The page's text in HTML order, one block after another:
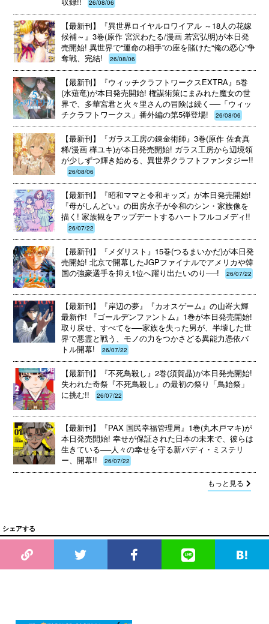
26/08/06
【最新刊】『異世界ロイヤルロワイアル ～18人の花嫁
候補～』3巻(原作 宮沢わたる/漫画 若宮弘明)が本日発
売開始! 異世界で“運命の相手”の座を賭けた“俺の恋心”争
奪戦、完結!
26/08/06
【最新刊】『ウィッチクラフトワークスEXTRA』5巻
(水薙竜)が本日発売開始! 権謀術策にまみれた魔女の世
界で、多華宮君と火々里さんの冒険は続く──「ウィッ
チクラフトワークス」番外編の第5弾登場!
26/08/06
【最新刊】『ガラス工房の錬金術師』3巻(原作 佐倉真
稀/漫画 樺ユキ)が本日発売開始! ガラス工房から辺境領
が少しずつ輝き始める、異世界クラフトファンタジー!!
26/08/06
【最新刊】『昭和ママと令和キッズ』が本日発売開始!
『母がしんどい』の田房永子が令和のシン・家族像を
描く! 家族観をアップデートするハートフルコメディ!!
26/07/22
【最新刊】『メダリスト』15巻(つるまいかだ)が本日発
売開始! 北京で開幕したJGPファイナルでアメリカや韓
国の強豪選手を抑え1位へ躍り出たいのり──!
26/07/22
【最新刊】『岸辺の夢』『カオスゲーム』の山嵜大輝
最新作! 『ゴールデンファントム』1巻が本日発売開始!
取り戻せ、すべてを──家族を失った男が、半壊した世
界で悪霊と戦う、モノの力をつかさどる異能力憑依バ
トル開幕!
26/07/22
【最新刊】『不死鳥殺し』2巻(須賀晶)が本日発売開始!
失われた奇祭『不死鳥殺し』の最初の祭り「鳥始祭」
に挑む!!
26/07/22
【最新刊】『PAX 国民幸福管理局』1巻(丸木戸マキ)が
本日発売開始! 幸せが保証された日本の未来で、彼らは
生きている──人々の幸せを守る新バディ・ミステリ
ー、開幕!!
26/07/22
もっと見る
シェアする